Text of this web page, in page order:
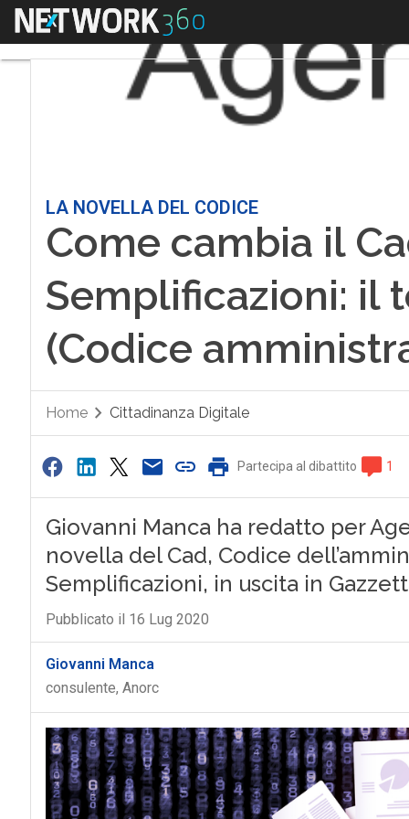
Menu
LA NOVELLA DEL CODICE
Come cambia il
Semplificazioni: il
(Codice
Home Cittadinanza Digitale
Partecipa al dibattito 1
Giovanni Manca ha redatto per
novella del Cad, Codice
Semplificazioni, in uscita in
Pubblicato il 16 Lug 2020
Giovanni Manca
consulente, Anorc